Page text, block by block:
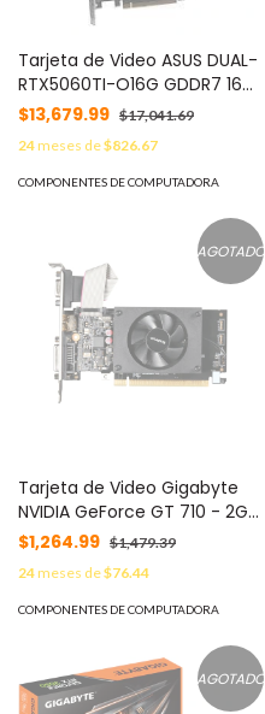
Tarjeta de Video ASUS DUAL-
RTX5060TI-O16G GDDR7 16
GB -
$13,679.99 $17,041.69
24meses de$826.67
COMPONENTES DE COMPUTADORA
AGOTADO
Tarjeta de Video Gigabyte
NVIDIA GeForce GT 710 - 2GB
64-bit DDR3, PCI Express 2.0
$1,264.99 $1,479.39
24meses de$76.44
COMPONENTES DE COMPUTADORA
AGOTADO